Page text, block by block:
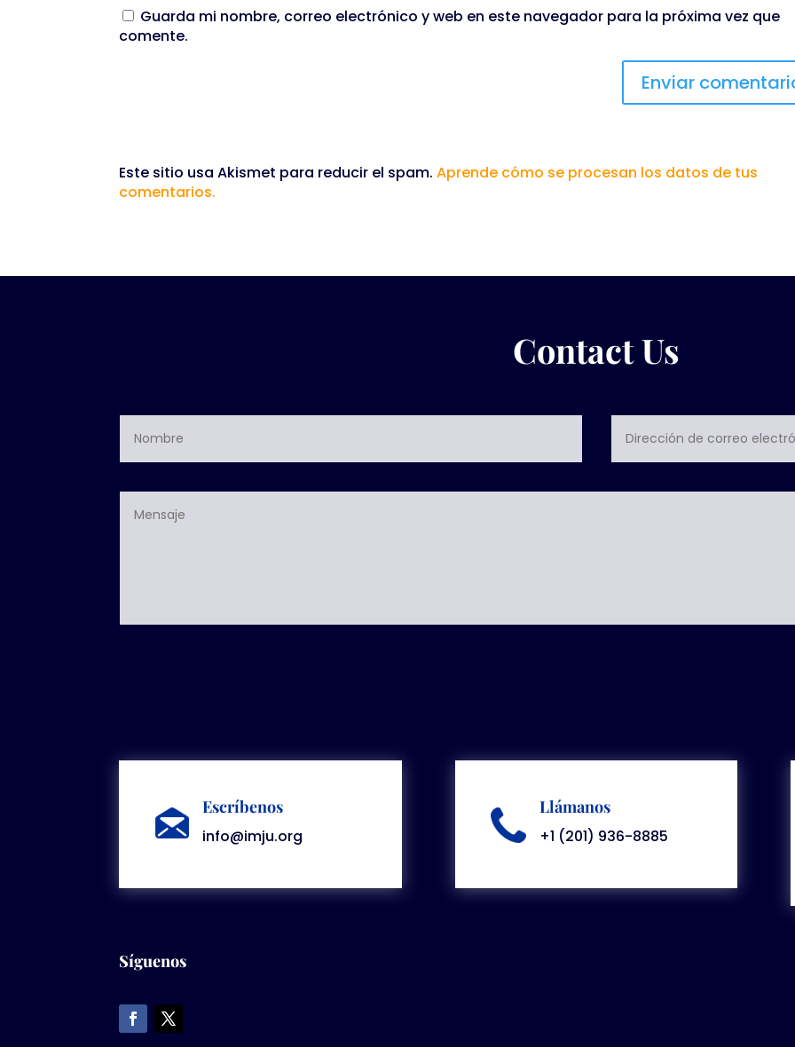
Guarda mi nombre, correo electrónico y web en este navegador para la próxima vez que
comente.
Este sitio usa Akismet para reducir el spam.Aprende cómo se procesan los datos de tus
comentarios.
Contact Us
Escríbenos
info@imju.org
Llámanos
+1 (201) 936-8885
Síguenos